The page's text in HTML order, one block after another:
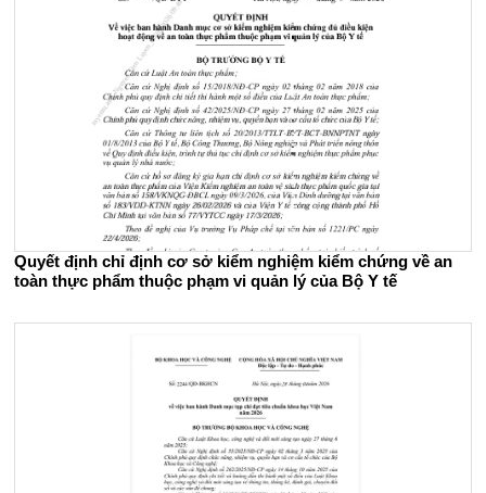
Quyết định chỉ định cơ sở kiểm nghiệm kiểm chứng về an
toàn thực phẩm thuộc phạm vi quản lý của Bộ Y tế